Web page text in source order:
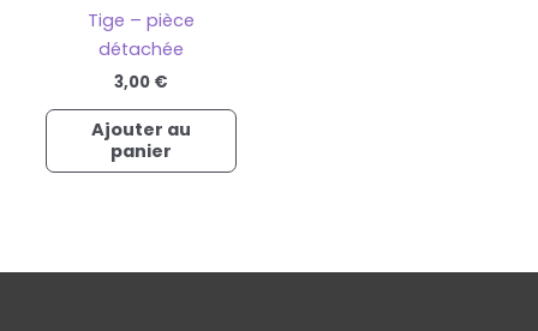
Tige – pièce
détachée
3,00 €
Ajouter au
panier